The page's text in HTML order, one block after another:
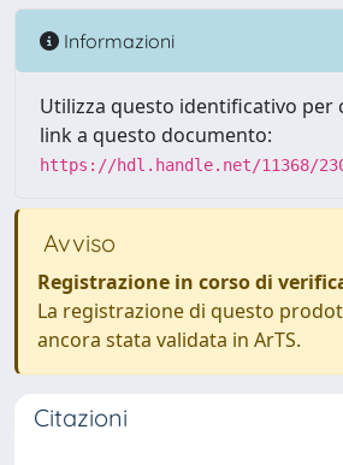
Informazioni
Utilizza questo identificativo per
link a questo documento:
https://hdl.handle.net/11368/
Avviso
Registrazione in corso di
La registrazione di questo
ancora stata validata in ArTS.
Citazioni